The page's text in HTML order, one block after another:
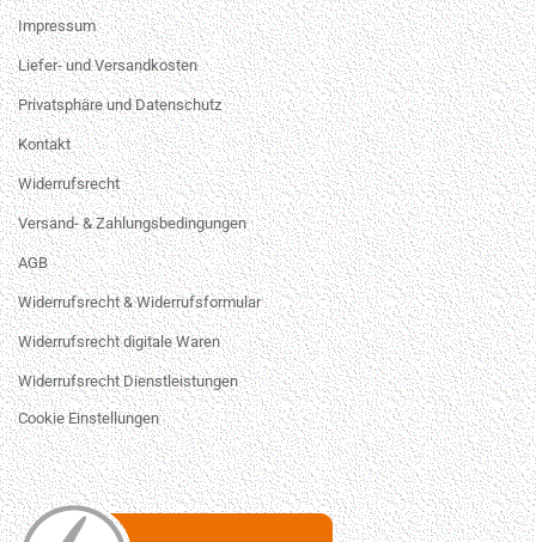
Impressum
Liefer- und Versandkosten
Privatsphäre und Datenschutz
Kontakt
Widerrufsrecht
Versand- & Zahlungsbedingungen
AGB
Widerrufsrecht & Widerrufsformular
Widerrufsrecht digitale Waren
Widerrufsrecht Dienstleistungen
Cookie Einstellungen